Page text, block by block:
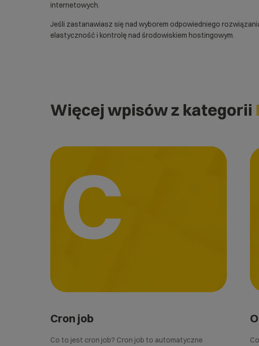
internetowych.
Jeśli zastanawiasz się nad wyborem odpowiedniego
elastyczność i kontrolę nad środowiskiem hostingowym.
Więcej wpisów z kategorii
C
Cron job
Co to jest cron job? Cron job to automatyczne